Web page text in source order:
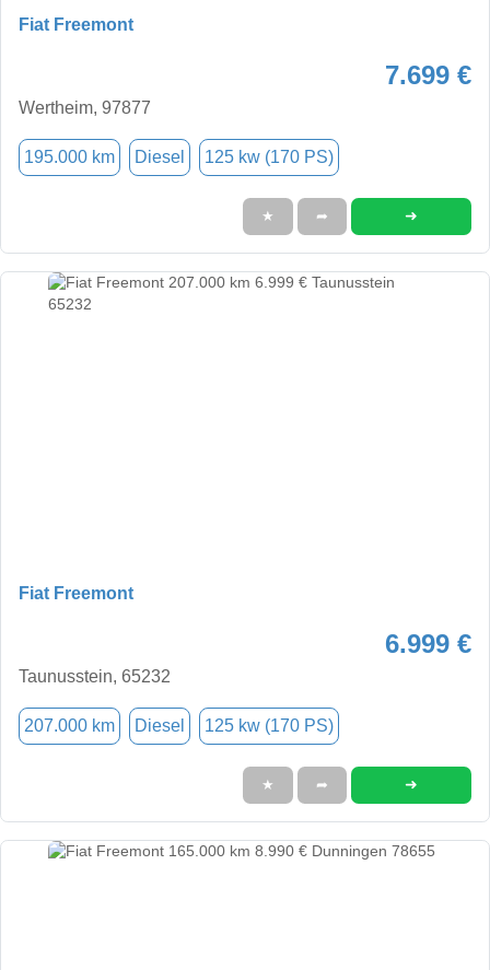
Fiat Freemont
7.699 €
Wertheim, 97877
195.000 km Diesel 125 kw (170 PS)
★ ➦ ➜
Fiat Freemont
6.999 €
Taunusstein, 65232
207.000 km Diesel 125 kw (170 PS)
★ ➦ ➜